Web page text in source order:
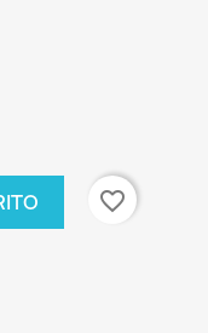
favorite_border